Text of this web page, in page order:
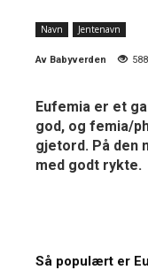
Navn Jentenavn
Av Babyverden 588
Eufemia er et
god, og femia/
gjetord. På den
med godt rykte.
Så populært er